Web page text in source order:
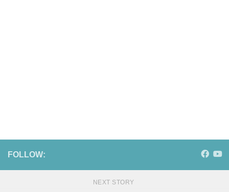
FOLLOW:
NEXT STORY